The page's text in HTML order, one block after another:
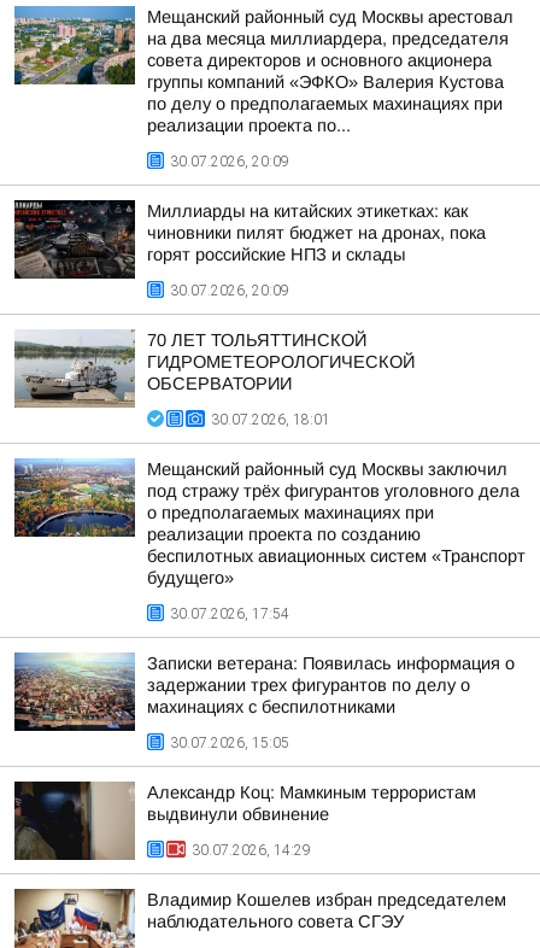
Мещанский районный суд Москвы арестовал
на два месяца миллиардера, председателя
совета директоров и основного акционера
группы компаний «ЭФКО» Валерия Кустова
по делу о предполагаемых махинациях при
реализации проекта по...
30.07.2026, 20:09
Миллиарды на китайских этикетках: как
чиновники пилят бюджет на дронах, пока
горят российские НПЗ и склады
30.07.2026, 20:09
70 ЛЕТ ТОЛЬЯТТИНСКОЙ
ГИДРОМЕТЕОРОЛОГИЧЕСКОЙ
ОБСЕРВАТОРИИ
30.07.2026, 18:01
Мещанский районный суд Москвы заключил
под стражу трёх фигурантов уголовного дела
о предполагаемых махинациях при
реализации проекта по созданию
беспилотных авиационных систем «Транспорт
будущего»
30.07.2026, 17:54
Записки ветерана: Появилась информация о
задержании трех фигурантов по делу о
махинациях с беспилотниками
30.07.2026, 15:05
Александр Коц: Мамкиным террористам
выдвинули обвинение
30.07.2026, 14:29
Владимир Кошелев избран председателем
наблюдательного совета СГЭУ